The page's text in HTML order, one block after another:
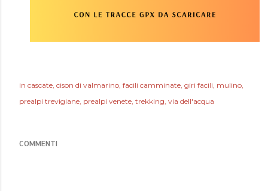
in cascate cison di valmarino facili camminate giri facili mulino
prealpi trevigiane prealpi venete trekking via dell'acqua
COMMENTI